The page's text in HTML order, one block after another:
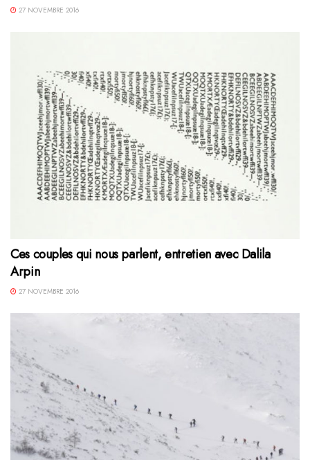
27 NOVEMBRE 2016
Ces couples qui nous parlent, entretien avec Dalila
Arpin
27 NOVEMBRE 2016